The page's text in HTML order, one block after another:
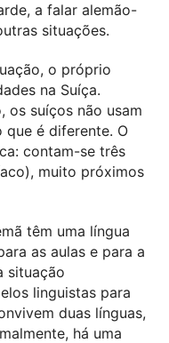
a falar alemão-
situações.
o próprio
na Suíça.
os suíços não usam
é diferente. O
contam-se três
muito próximos
têm uma língua
as aulas e para a
situação
linguistas para
duas línguas,
há uma